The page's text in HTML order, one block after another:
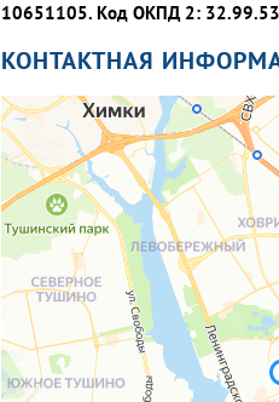
10651105. Код ОКПД 2:
КОНТАКТНАЯ